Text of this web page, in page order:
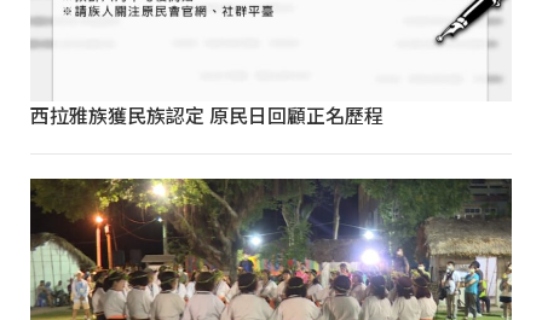
西拉雅族獲民族認定 原民日回顧正名歷程